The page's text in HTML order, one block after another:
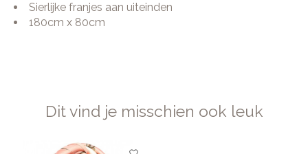
Sierlijke franjes aan uiteinden
180cm x 80cm
Dit vind je misschien ook leuk
Items van productcarrousel